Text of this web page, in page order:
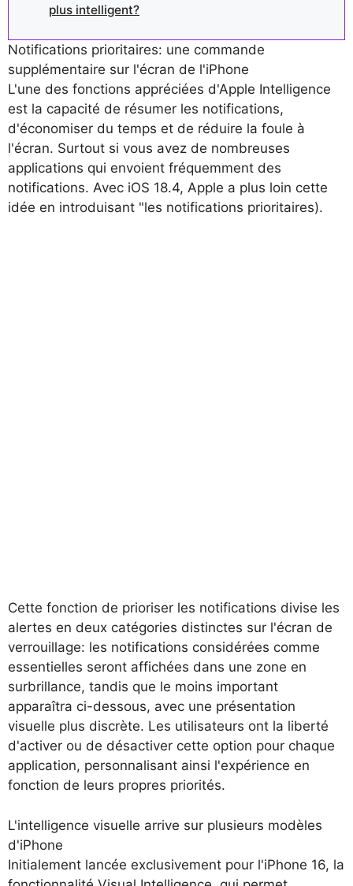
plus intelligent?
Notifications prioritaires: une commande
supplémentaire sur l'écran de l'iPhone
L'une des fonctions appréciées d'Apple Intelligence
est la capacité de résumer les notifications,
d'économiser du temps et de réduire la foule à
l'écran. Surtout si vous avez de nombreuses
applications qui envoient fréquemment des
notifications. Avec iOS 18.4, Apple a plus loin cette
idée en introduisant "les notifications prioritaires).
Cette fonction de prioriser les notifications divise les
alertes en deux catégories distinctes sur l'écran de
verrouillage: les notifications considérées comme
essentielles seront affichées dans une zone en
surbrillance, tandis que le moins important
apparaîtra ci-dessous, avec une présentation
visuelle plus discrète. Les utilisateurs ont la liberté
d'activer ou de désactiver cette option pour chaque
application, personnalisant ainsi l'expérience en
fonction de leurs propres priorités.
L'intelligence visuelle arrive sur plusieurs modèles
d'iPhone
Initialement lancée exclusivement pour l'iPhone 16, la